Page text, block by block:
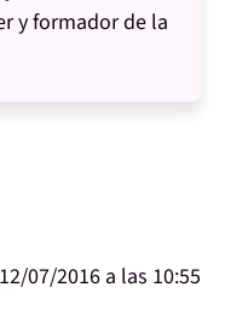
y formador de la
12/07/2016 a las 10:55